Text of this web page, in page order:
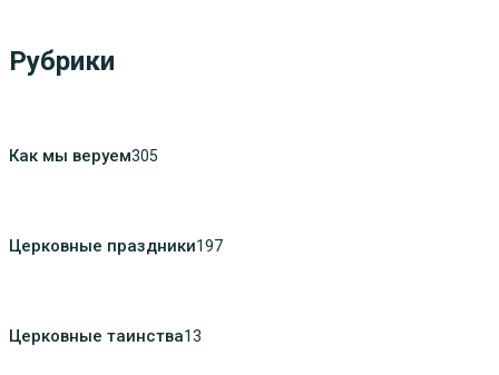
Рубрики
Как мы веруем305
Церковные праздники197
Церковные таинства13